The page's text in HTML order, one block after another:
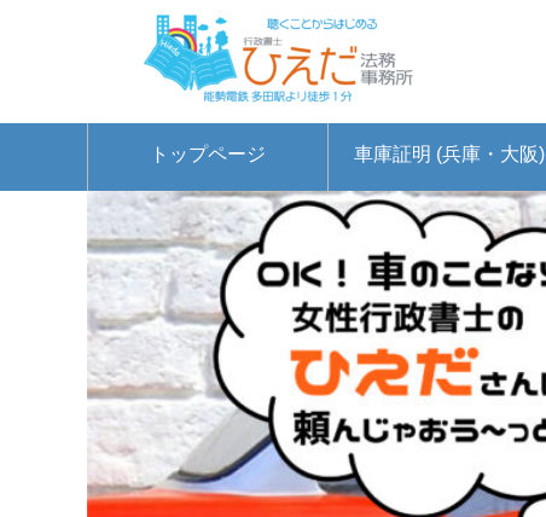
トップページ 車庫証明 (兵庫・大阪)